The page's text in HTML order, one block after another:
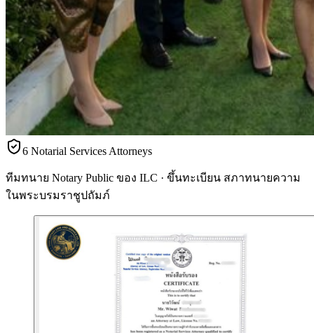
6 Notarial Services Attorneys
ทีมทนาย Notary Public ของ ILC · ขึ้นทะเบียน สภาทนายความ
ในพระบรมราชูปถัมภ์